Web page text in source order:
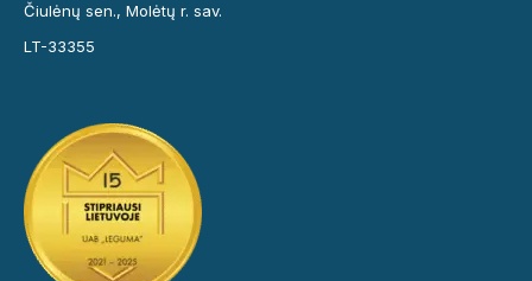
Čiulėnų sen., Molėtų r. sav.
LT-33355